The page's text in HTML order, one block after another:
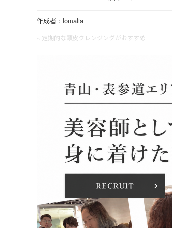
作成者 : lomalia
« 定期的な頭皮クレンジングがおすすめ